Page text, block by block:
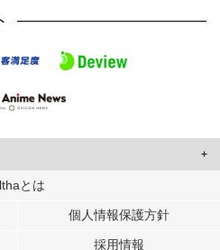
ユーザーに合わせたコンテンツや広告の
パートナーに提供しています。
とは
個人情報保護方針
採用情報